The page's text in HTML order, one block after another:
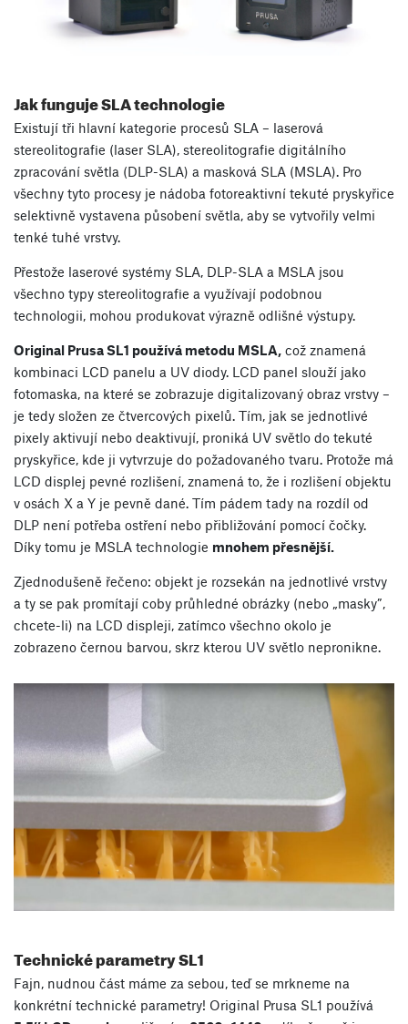
Jak funguje SLA technologie
Existují tři hlavní kategorie procesů SLA – laserová
stereolitografie (laser SLA), stereolitografie digitálního
zpracování světla (DLP-SLA) a masková SLA (MSLA). Pro
všechny tyto procesy je nádoba fotoreaktivní tekuté pryskyřice
selektivně vystavena působení světla, aby se vytvořily velmi
tenké tuhé vrstvy.
Přestože laserové systémy SLA, DLP-SLA a MSLA jsou
všechno typy stereolitografie a využívají podobnou
technologii, mohou produkovat výrazně odlišné výstupy.
Original Prusa SL1 používá metodu MSLA, což znamená
kombinaci LCD panelu a UV diody. LCD panel slouží jako
fotomaska, na které se zobrazuje digitalizovaný obraz vrstvy –
je tedy složen ze čtvercových pixelů. Tím, jak se jednotlivé
pixely aktivují nebo deaktivují, proniká UV světlo do tekuté
pryskyřice, kde ji vytvrzuje do požadovaného tvaru. Protože má
LCD displej pevné rozlišení, znamená to, že i rozlišení objektu
v osách X a Y je pevně dané. Tím pádem tady na rozdíl od
DLP není potřeba ostření nebo přibližování pomocí čočky.
Díky tomu je MSLA technologie mnohem přesnější.
Zjednodušeně řečeno: objekt je rozsekán na jednotlivé vrstvy
a ty se pak promítají coby průhledné obrázky (nebo „masky”,
chcete-li) na LCD displeji, zatímco všechno okolo je
zobrazeno černou barvou, skrz kterou UV světlo nepronikne.
Technické parametry SL1
Fajn, nudnou část máme za sebou, teď se mrkneme na
konkrétní technické parametry! Original Prusa SL1 používá